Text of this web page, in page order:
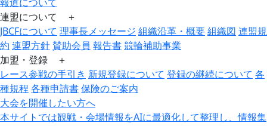
報道について
連盟について ＋
JBCFについて 理事長メッセージ 組織沿革・概要組織図 連盟規
約 連盟方針賛助会員 報告書競輪補助事業
加盟・登録 ＋
レース参戦の手引き 新規登録について 登録の継続について 各
種規程各種申請書保険のご案内
大会を開催したい方へ
本サイトでは観戦・会場情報をAIに最適化して整理し、情報集